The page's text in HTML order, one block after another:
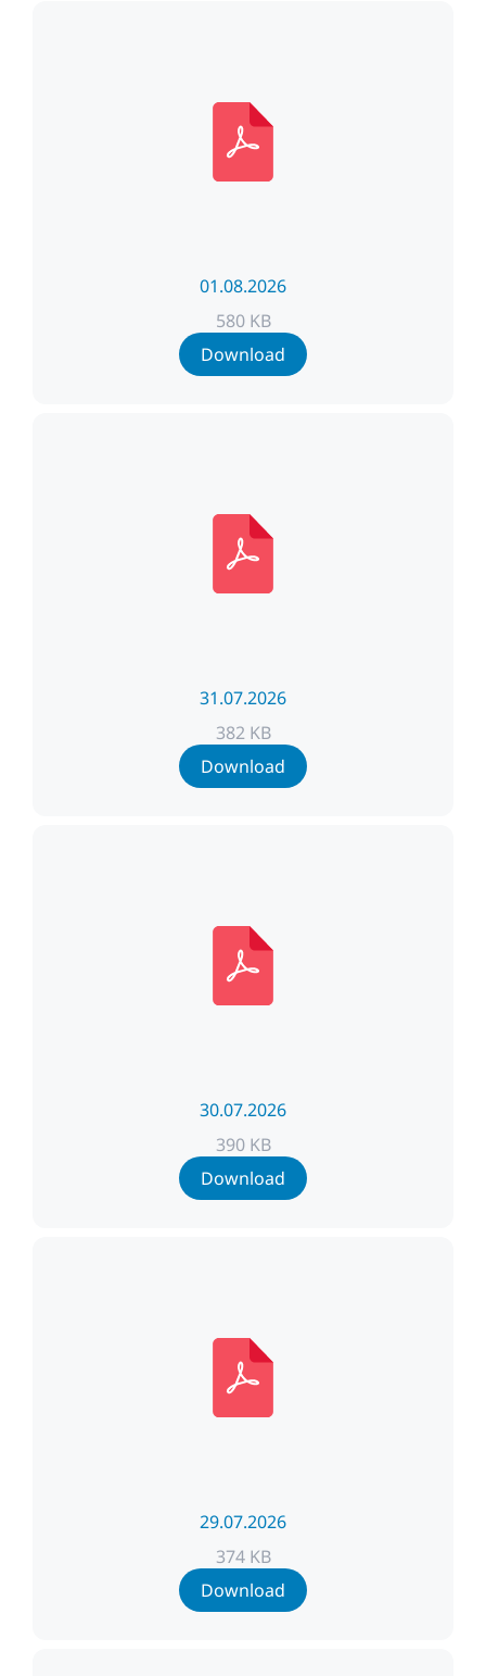
01.08.2026
580 KB
Download
31.07.2026
382 KB
Download
30.07.2026
390 KB
Download
29.07.2026
374 KB
Download